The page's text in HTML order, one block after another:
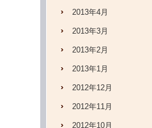
2013年4月
2013年3月
2013年2月
2013年1月
2012年12月
2012年11月
2012年10月